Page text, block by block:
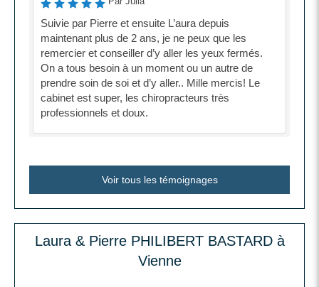
Suivie par Pierre et ensuite L’aura depuis
maintenant plus de 2 ans, je ne peux que les
remercier et conseiller d’y aller les yeux fermés.
On a tous besoin à un moment ou un autre de
prendre soin de soi et d’y aller.. Mille mercis! Le
cabinet est super, les chiropracteurs très
professionnels et doux.
Voir tous les témoignages
Laura & Pierre PHILIBERT BASTARD à
Vienne